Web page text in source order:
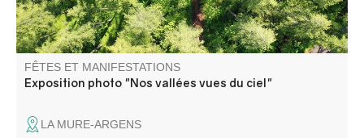
FÊTES ET MANIFESTATIONS
Exposition photo "Nos vallées vues du ciel"
LA MURE-ARGENS